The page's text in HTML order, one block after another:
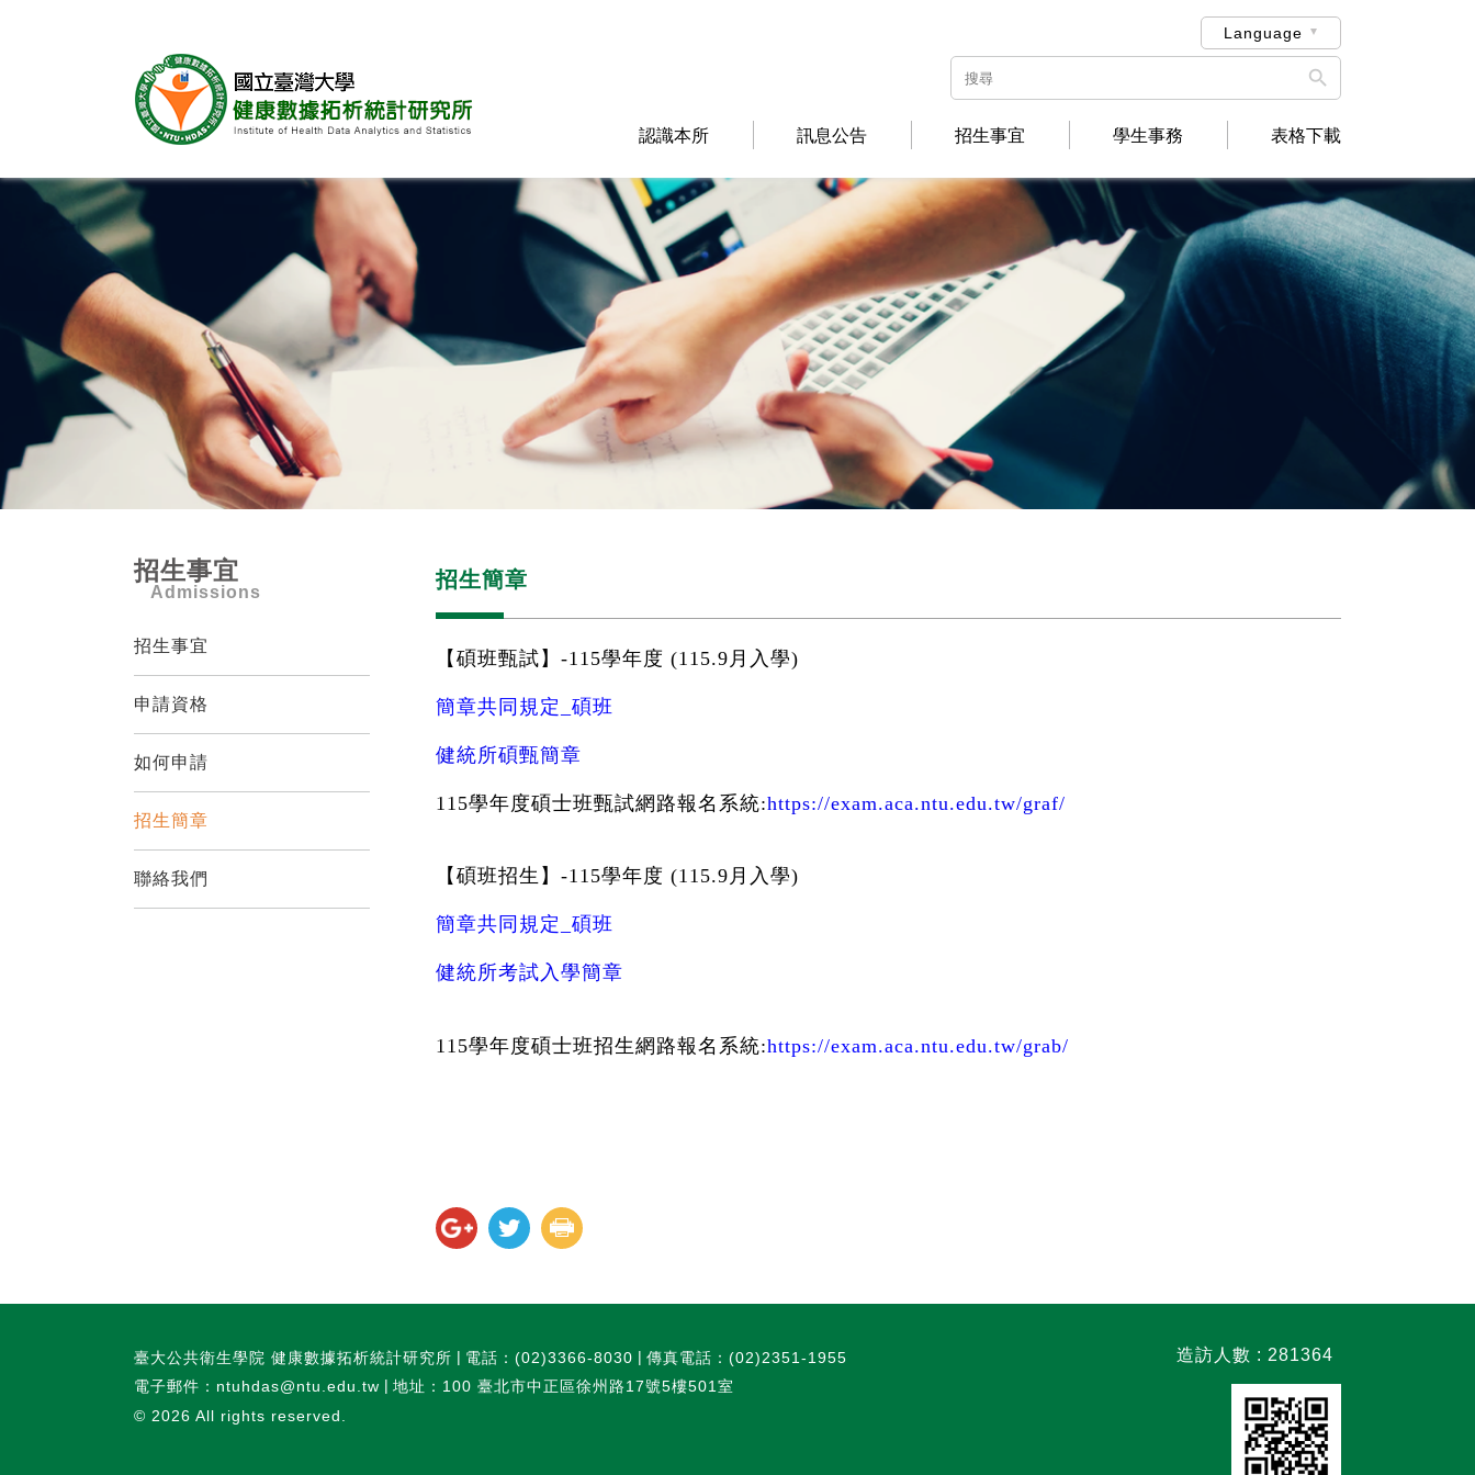
Language

認識本所 訊息公告 招生事宜 學生事務 表格下載
招生事宜
Admissions
招生事宜
申請資格
如何申請
招生簡章
聯絡我們
招生簡章
【碩班甄試】-115學年度 (115.9月入學)
簡章共同規定_碩班
健統所碩甄簡章
115學年度碩士班甄試網路報名系統:https://exam.aca.ntu.edu.tw/graf/
【碩班招生】-115學年度 (115.9月入學)
簡章共同規定_碩班
健統所考試入學簡章
115學年度碩士班招生網路報名系統:https://exam.aca.ntu.edu.tw/grab/
造訪人數 : 281364
臺大公共衛生學院 健康數據拓析統計研究所 電話：(02)3366-8030
傳真電話：(02)2351-1955
電子郵件：ntuhdas@ntu.edu.tw
地址：100 臺北市中正區徐州路17號5樓501室
© 2026 All rights reserved.